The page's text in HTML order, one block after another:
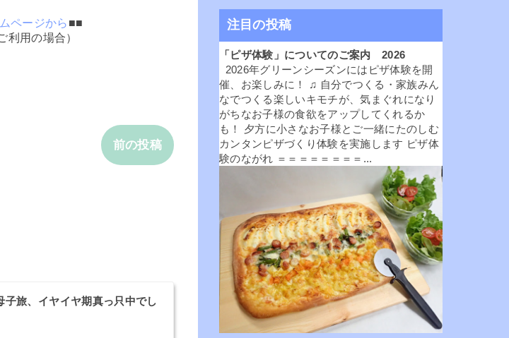
ページから ■■
利用の場合）
前の投稿
子旅、イヤイヤ期真っ只中でし
注目の投稿
「ピザ体験」についてのご案内 2026
2026年グリーンシーズンにはピザ体験を開
催、お楽しみに！ ♫ 自分でつくる・家族みん
なでつくる楽しいキモチが、気まぐれになり
がちなお子様の食欲をアップしてくれるか
も！ 夕方に小さなお子様とご一緒にたのしむ
カンタンピザづくり体験を実施します ピザ体
験のながれ ＝＝＝＝＝＝＝＝...